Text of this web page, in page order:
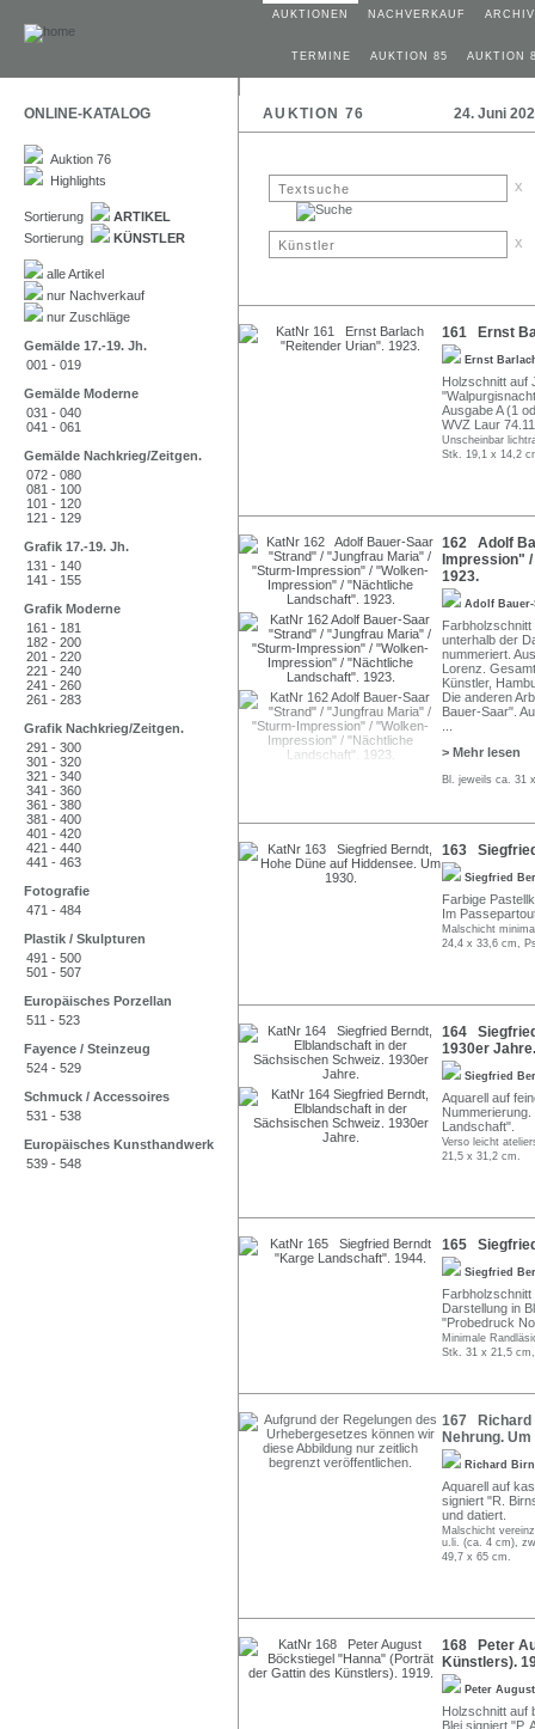
AUKTIONEN NACHVERKAUF ARCHIV
TERMINE AUKTION 85 AUKTION
ONLINE-KATALOG AUKTION 76 24. Juni
Auktion 76
Highlights
Sortierung
ARTIKEL
Sortierung
KÜNSTLER
alle Artikel
nur Nachverkauf
nur Zuschläge
Gemälde 17.-19. Jh.
001 - 019
Gemälde Moderne
031 - 040
041 - 061
Gemälde Nachkrieg/Zeitgen.
072 - 080
081 - 100
101 - 120
121 - 129
Grafik 17.-19. Jh.
131 - 140
141 - 155
Grafik Moderne
161 - 181
182 - 200
201 - 220
221 - 240
241 - 260
261 - 283
Grafik Nachkrieg/Zeitgen.
291 - 300
301 - 320
321 - 340
341 - 360
361 - 380
381 - 400
401 - 420
421 - 440
441 - 463
Fotografie
471 - 484
Plastik / Skulpturen
491 - 500
501 - 507
Europäisches Porzellan
511 - 523
Fayence / Steinzeug
524 - 529
Schmuck / Accessoires
531 - 538
Europäisches Kunsthandwerk
539 - 548
x
x
161 Ernst
Ernst
Holzschnitt auf
Ausgabe A (1
WVZ Laur
Unscheinbar
Stk. 19,1 x 14,2
162 Adolf
Impression"
1923.
Adolf
unterhalb der
nummeriert.
Lorenz.
Künstler,
Die anderen
Bauer-Saar".
> Mehr lesen
Bl. jeweils ca. 31
163
Siegfried
Farbige
Im
Malschicht
24,4 x 33,6 cm,
164
1930er Jahre.
Siegfried
Aquarell auf
Landschaft".
Verso leicht
21,5 x 31,2 cm.
165
Siegfried
Darstellung in
"Probedruck
Minimale
Stk. 31 x 21,5
167 Richard
Nehrung. Um
Richard
Aquarell auf
signiert "R.
und datiert.
Malschicht
u.li. (ca. 4 cm),
49,7 x 65 cm.
168 Peter
Künstlers).
Peter
Holzschnitt auf
Blei signiert "P.